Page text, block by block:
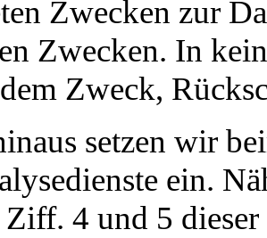
Zwecken zur
Zwecken. In
Zweck,
setzen wir
ein.
4 und 5